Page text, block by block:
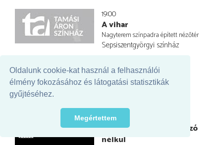
Oldalunk cookie-kat használ a felhasználói
élmény fokozásához és látogatási statisztikák
gyűjtéséhez.
Megértettem
19:00
A vihar
Nagyterem színpadra épített nézőtér
Sepsiszentgyörgyi színház
19:00
10
Móricz Zsigmond bérlet
19:30
Nem élhetek muzsikaszó
nélkül